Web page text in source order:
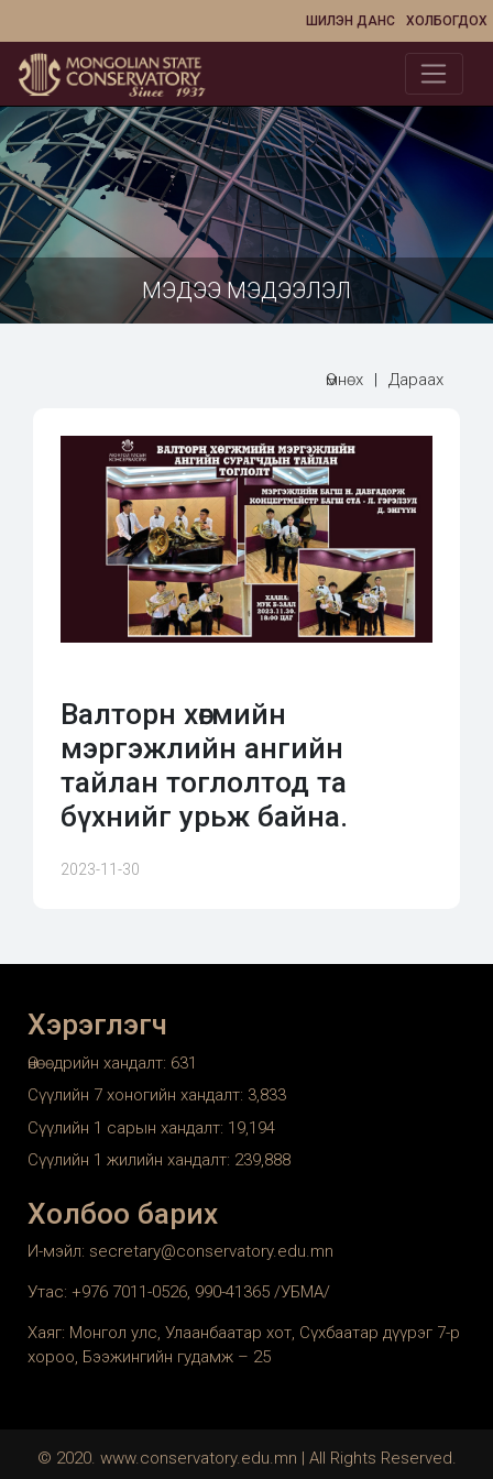
ХОЛБОГДОХ
ШИЛЭН ДАНС
МЭДЭЭ МЭДЭЭЛЭЛ
Өмнөх | Дараах
Валторн хөгмийн
мэргэжлийн ангийн
тайлан тоглолтод та
бүхнийг урьж байна.
2023-11-30
Хэрэглэгч
Өнөөдрийн хандалт: 631
Сүүлийн 7 хоногийн хандалт: 3,833
Сүүлийн 1 сарын хандалт: 19,194
Сүүлийн 1 жилийн хандалт: 239,888
Холбоо барих
И-мэйл: secretary@conservatory.edu.mn
Утас: +976 7011-0526, 990-41365 /УБМА/
Хаяг: Монгол улс, Улаанбаатар хот, Сүхбаатар дүүрэг 7-р
хороо, Бээжингийн гудамж – 25
© 2020. www.conservatory.edu.mn | All Rights Reserved.